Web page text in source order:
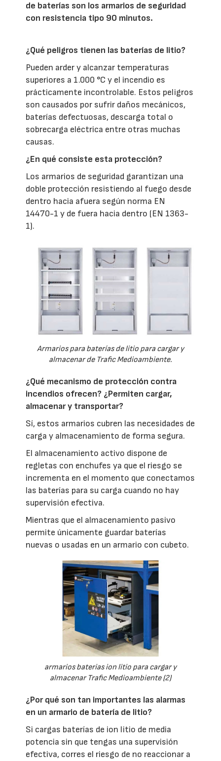
de baterías son los armarios de seguridad
con resistencia tipo 90 minutos.
¿Qué peligros tienen las baterías de litio?
Pueden arder y alcanzar temperaturas
superiores a 1.000 °C y el incendio es
prácticamente incontrolable. Estos peligros
son causados por sufrir daños mecánicos,
baterías defectuosas, descarga total o
sobrecarga eléctrica entre otras muchas
causas.
¿En qué consiste esta protección?
Los armarios de seguridad garantizan una
doble protección resistiendo al fuego desde
dentro hacia afuera según norma EN
14470-1 y de fuera hacia dentro (EN 1363-
1).
Armarios para baterías de litio para cargar y
almacenar de Trafic Medioambiente.
¿Qué mecanismo de protección contra
incendios ofrecen? ¿Permiten cargar,
almacenar y transportar?
Sí, estos armarios cubren las necesidades de
carga y almacenamiento de forma segura.
El almacenamiento activo dispone de
regletas con enchufes ya que el riesgo se
incrementa en el momento que conectamos
las baterías para su carga cuando no hay
supervisión efectiva.
Mientras que el almacenamiento pasivo
permite únicamente guardar baterías
nuevas o usadas en un armario con cubeto.
armarios baterias ion litio para cargar y
almacenar Trafic Medioambiente (2)
¿Por qué son tan importantes las alarmas
en un armario de batería de litio?
Si cargas baterías de ion litio de media
potencia sin que tengas una supervisión
efectiva, corres el riesgo de no reaccionar a